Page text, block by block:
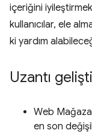
içeriğini
kullanıcılar, ele
ki yardım
Uzantı
Web
en son